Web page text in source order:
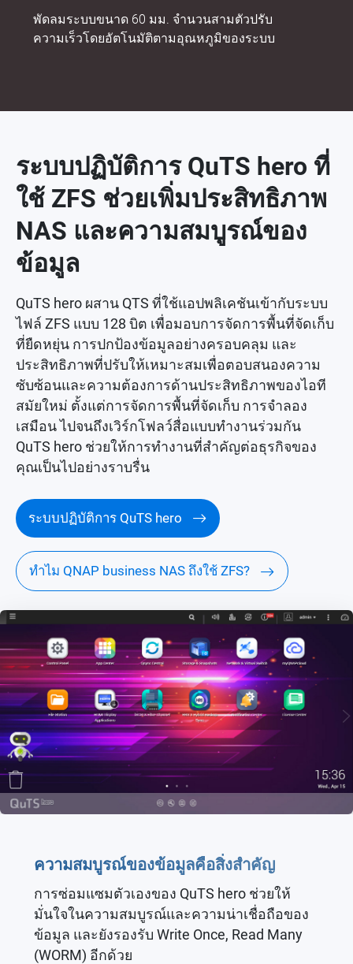
พัดลมระบบขนาด 60 มม. จำนวนสามตัวปรับ
ความเร็วโดยอัตโนมัติตามอุณหภูมิของระบบ
ระบบปฏิบัติการ QuTS hero ที่
ใช้ ZFS ช่วยเพิ่มประสิทธิภาพ
NAS และความสมบูรณ์ของ
ข้อมูล
QuTS hero ผสาน QTS ที่ใช้แอปพลิเคชันเข้ากับระบบ
ไฟล์ ZFS แบบ 128 บิต เพื่อมอบการจัดการพื้นที่จัดเก็บ
ที่ยืดหยุ่น การปกป้องข้อมูลอย่างครอบคลุม และ
ประสิทธิภาพที่ปรับให้เหมาะสมเพื่อตอบสนองความ
ซับซ้อนและความต้องการด้านประสิทธิภาพของไอที
สมัยใหม่ ตั้งแต่การจัดการพื้นที่จัดเก็บ การจำลอง
เสมือน ไปจนถึงเวิร์กโฟลว์สื่อแบบทำงานร่วมกัน
QuTS hero ช่วยให้การทำงานที่สำคัญต่อธุรกิจของ
คุณเป็นไปอย่างราบรื่น
ระบบปฏิบัติการ QuTS hero
ทำไม QNAP business NAS ถึงใช้ ZFS?
ความสมบูรณ์ของข้อมูลคือสิ่งสำคัญ
การซ่อมแซมตัวเองของ QuTS hero ช่วยให้
มั่นใจในความสมบูรณ์และความน่าเชื่อถือของ
ข้อมูล และยังรองรับ Write Once, Read Many
(WORM) อีกด้วย